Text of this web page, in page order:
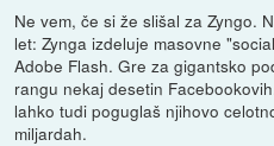
Ne vem, če si že slišal za Zyngo.
let: Zynga izdeluje masovne
Adobe Flash. Gre za gigantsko
rangu nekaj desetin
lahko tudi poguglaš njihovo
miljardah.